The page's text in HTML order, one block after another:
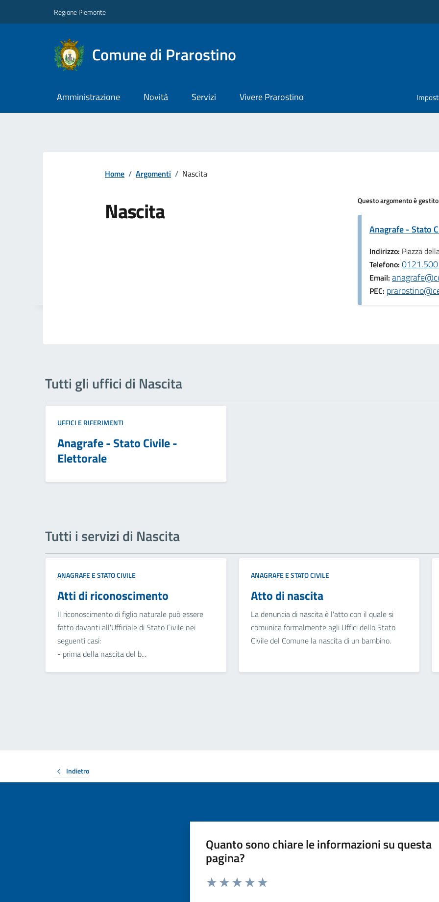
Regione Piemonte
Comune di Prarostino
Amministrazione Novità Servizi Vivere Prarostino
Home / Argomenti / Nascita
Nascita Questo argomento è
Anagrafe - Stato
Indirizzo: Piazza
Telefono:
Email:
PEC:
Tutti gli uffici di Nascita
UFFICI E RIFERIMENTI
Anagrafe - Stato Civile -
Elettorale
Tutti i servizi di Nascita
ANAGRAFE E STATO CIVILE
Atti di riconoscimento
Il riconoscimento di figlio naturale può essere
fatto davanti all'Ufficiale di Stato Civile nei
seguenti casi:
- prima della nascita del b...
ANAGRAFE E STATO CIVILE
Atto di nascita
La denuncia di nascita è l'atto con il quale si
comunica formalmente agli Uffici dello Stato
Civile del Comune la nascita di un bambino.
Indietro
Quanto sono chiare le informazioni su questa
pagina?
Valuta da 1 a 5 stelle la pagina